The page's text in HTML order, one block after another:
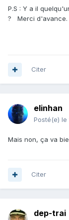
P.S : Y a il
? Merci d'avance.
Citer
elinhan
Posté(e) le
Mais non, ça va
Citer
dep-trai